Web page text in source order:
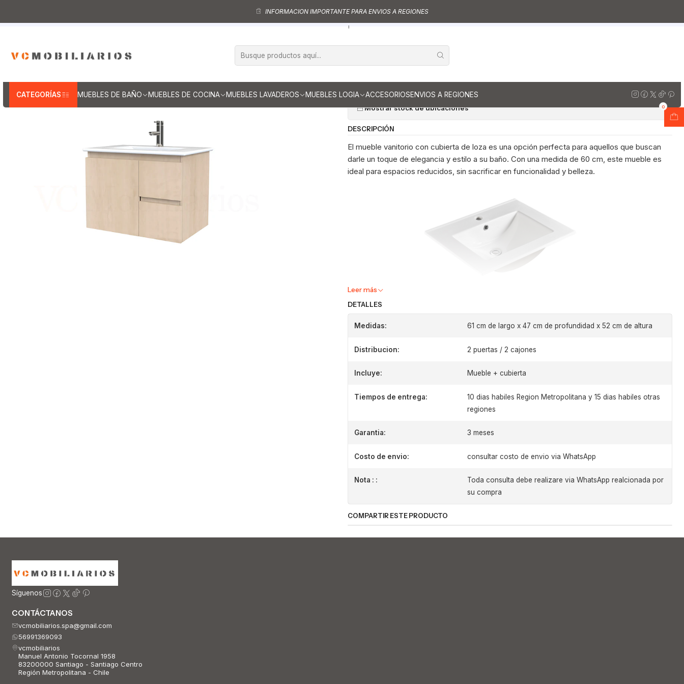
CATEGORÍAS MUEBLES DE BAÑO MUEBLES DE COCINA MUEBLES LAVADEROS MUEBLES LOGIA ACCESORIOSENVIOS A REGIONES
0
INFORMACION IMPORTANTE PARA ENVIOS A REGIONES
Muebles vanitorio aereo - simple Mueble vanitorios aereo - simple de loza
Mueble vanitorio aereo con cubierta de loza de 60 cm / M2-601-A / Rustico
|
de 60 cm / M2-601-A / Rustico
Cantidad
Mostrar stock de ubicaciones
DESCRIPCIÓN
El mueble vanitorio con cubierta de loza es una opción perfecta para aquellos que buscan
darle un toque de elegancia y estilo a su baño. Con una medida de 60 cm, este mueble es
ideal para espacios reducidos, sin sacrificar en funcionalidad y belleza.
Leer más
DETALLES
Medidas: 61 cm de largo x 47 cm de profundidad x 52 cm de altura
Distribucion: 2 puertas / 2 cajones
Incluye: Mueble + cubierta
Tiempos de entrega:
10 dias habiles Region Metropolitana y 15 dias habiles otras
regiones
Garantia: 3 meses
Costo de envio: consultar costo de envio via WhatsApp
Nota : :
Toda consulta debe realizare via WhatsApp realcionada por
su compra
COMPARTIR ESTE PRODUCTO
Síguenos
CONTÁCTANOS
vcmobiliarios.spa@gmail.com
56991369093
vcmobiliarios
Manuel Antonio Tocornal 1958
83200000 Santiago - Santiago Centro
Región Metropolitana - Chile